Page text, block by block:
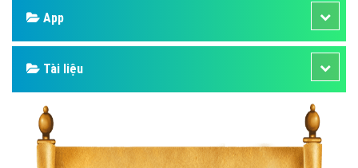
Facebook
Google
Bảng giá